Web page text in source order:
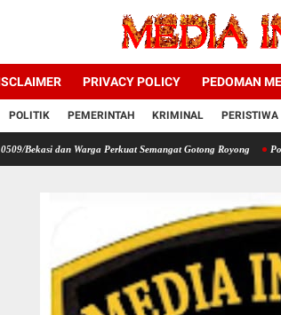
PRIVACY POLICY PEDOMAN
POLITIK PEMERINTAH KRIMINAL PERISTIWA
Warga Perkuat Semangat Gotong Royong Polsek